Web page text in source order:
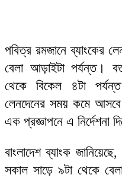
পবিত্র রমজানে ব্যাংকের
বেলা আড়াইটা পর্যন্ত।
থেকে বিকেল ৪টা
লেনদেনের সময় কমে
এক প্রজ্ঞাপনে এ নির্দেশনা
বাংলাদেশ ব্যাংক
সকাল সাড়ে ৯টা থেকে